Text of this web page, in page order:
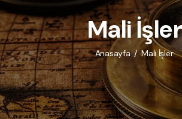
Mali İşler
Anasayfa / Mali İşler